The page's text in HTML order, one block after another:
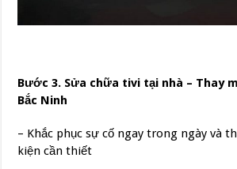
Bước 3. Sửa chữa tivi tại nhà – Thay
Bắc Ninh
– Khắc phục sự cố ngay trong ngày và
kiện cần thiết